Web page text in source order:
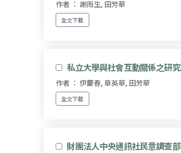
作者 ： 謝雨生, 田芳華
全文下載
私立大學與社會互動關係之研究
作者 ： 伊慶春, 章英華, 田芳華
全文下載
財團法人中央通訊社民意調查部